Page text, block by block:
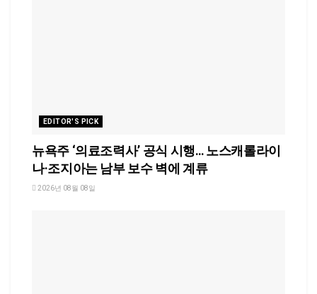
EDITOR'S PICK
뉴욕주 ‘의료조력사’ 공식 시행… 노스캐롤라이
나·조지아는 남부 보수 벽에 계류
2026년 08월 08일